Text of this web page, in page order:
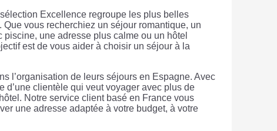
Excellence regroupe les plus belles
vous recherchiez un séjour romantique, un
une adresse plus calme ou un hôtel
est de vous aider à choisir un séjour à la
l’organisation de leurs séjours en Espagne. Avec
d’une clientèle qui veut voyager avec plus de
Notre service client basé en France vous
une adresse adaptée à votre budget, à votre